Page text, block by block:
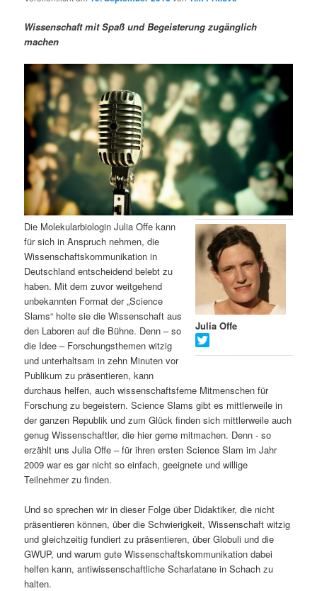
ä
r
e
I
n
h
a
l
t
s
p
r
i
n
g
e
n
n
d
ä
e
n
I
n
h
a
l
t
s
p
r
i
n
g
e
n
v
i
g
t
i
o
Wissenschaft mit Spaß und Begeisterung zugänglich
machen
Julia Offe
Die Molekularbiologin Julia Offe kann
für sich in Anspruch nehmen, die
Wissenschaftskommunikation in
Deutschland entscheidend belebt zu
haben. Mit dem zuvor weitgehend
unbekannten Format der „Science
Slams“ holte sie die Wissenschaft aus
den Laboren auf die Bühne. Denn – so
die Idee – Forschungsthemen witzig
und unterhaltsam in zehn Minuten vor
Publikum zu präsentieren, kann
durchaus helfen, auch wissenschaftsferne Mitmenschen für
Forschung zu begeistern. Science Slams gibt es mittlerweile in
der ganzen Republik und zum Glück finden sich mittlerweile auch
genug Wissenschaftler, die hier gerne mitmachen. Denn - so
erzählt uns Julia Offe – für ihren ersten Science Slam im Jahr
2009 war es gar nicht so einfach, geeignete und willige
Teilnehmer zu finden.
Und so sprechen wir in dieser Folge über Didaktiker, die nicht
präsentieren können, über die Schwierigkeit, Wissenschaft witzig
und gleichzeitig fundiert zu präsentieren, über Globuli und die
GWUP, und warum gute Wissenschaftskommunikation dabei
helfen kann, antiwissenschaftliche Scharlatane in Schach zu
halten.